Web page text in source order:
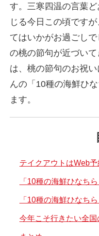
す。三寒四温の言葉
じる今日この頃です
てはいかがお過ごし
の桃の節句が近づい
は、桃の節句のお祝
んの「10種の海鮮ひ
ます。
テイクアウトはWeb予
「10種の海鮮ひなち
「10種の海鮮ひなち
今年こそ行きたい全国